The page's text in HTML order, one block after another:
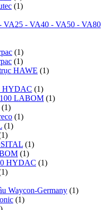
(1)
VA25 - VA40 - VA50 - VA80
(1)
(1)
HAWE (1)
HYDAC (1)
LABOM (1)
(1)
(1)
(1)
(1)
(1)
HYDAC (1)
Waycon-Germany (1)
(1)